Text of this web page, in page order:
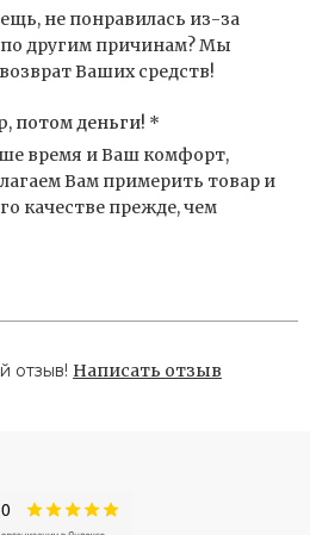
не понравилась из-за
по другим причинам? Мы
Ваших средств!
потом деньги! *
время и Ваш комфорт,
Вам примерить товар и
качестве прежде, чем
отзыв! Написать отзыв